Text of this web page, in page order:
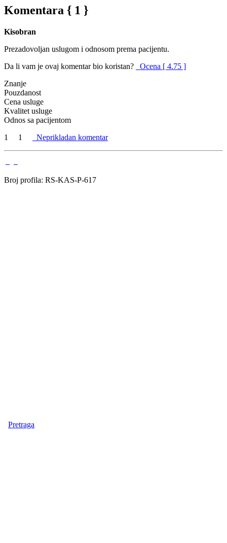
Komentara { 1 }
Kisobran
Prezadovoljan uslugom i odnosom prema pacijentu.
Da li vam je ovaj komentar bio koristan?
Ocena [ 4.75 ]
Znanje
Pouzdanost
Cena usluge
Kvalitet usluge
Odnos sa pacijentom
1
1 Neprikladan komentar
Broj profila: RS-KAS-P-617
Pretraga